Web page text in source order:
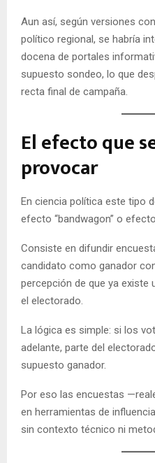
Aun así, según versiones
político regional, se habría
docena de portales
supuesto sondeo, lo que
recta final de campaña.
El efecto que
provocar
En ciencia política este tipo
efecto “bandwagon” o
Consiste en difundir
candidato como ganador
percepción de que ya existe
el electorado.
La lógica es simple: si los
adelante, parte del
supuesto ganador.
Por eso las encuestas
en herramientas de
sin contexto técnico ni